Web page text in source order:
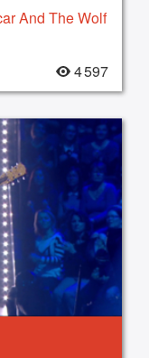
And The Wolf
4 597